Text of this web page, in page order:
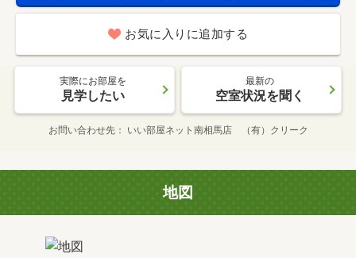
お気に入りに追加する
実際にお部屋を
見学したい
最新の
空室状況を聞く
お問い合わせ先 いい部屋ネット南相馬店 （有）クリーク
地図